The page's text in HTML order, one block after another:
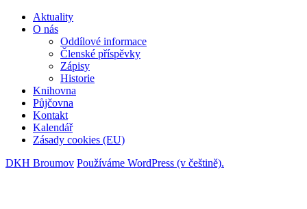
Aktuality
O nás
Oddílové informace
Členské příspěvky
Zápisy
Historie
Knihovna
Půjčovna
Kontakt
Kalendář
Zásady cookies (EU)
DKH Broumov Používáme WordPress (v češtině).